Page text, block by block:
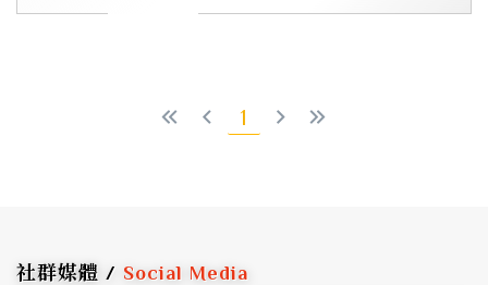
第一頁
上一頁
1 下一頁
社群媒體 / Social Media